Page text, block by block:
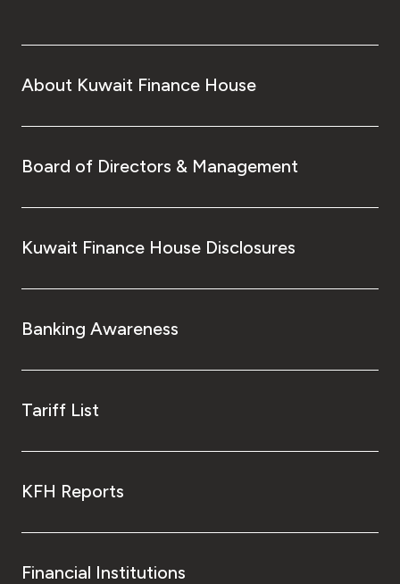
About Kuwait Finance House
Board of Directors & Management
Kuwait Finance House Disclosures
Banking Awareness
Tariff List
KFH Reports
Financial Institutions